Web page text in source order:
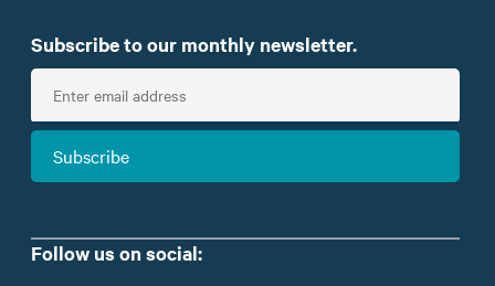
Subscribe to our monthly newsletter.
E
t
m
Subscribe
Follow us on social: